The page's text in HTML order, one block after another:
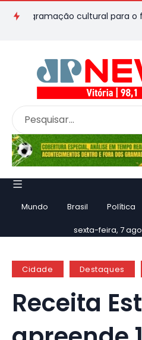
cultural para o fim de
Mundo Brasil Política
sexta-feira, 7
Cidade Destaques
Receita